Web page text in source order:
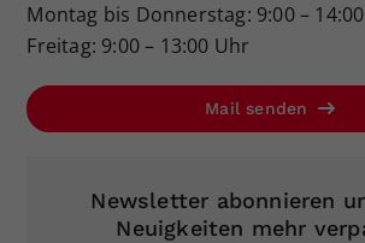
Montag bis Donnerstag: 9:00 –
Freitag: 9:00 – 13:00 Uhr
Mail senden
Newsletter abonnieren
Neuigkeiten mehr